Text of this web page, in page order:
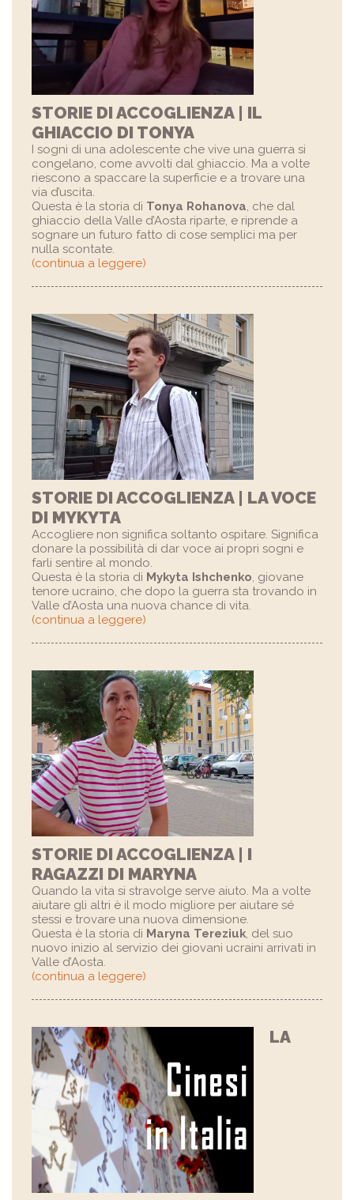
STORIE DI ACCOGLIENZA | IL
GHIACCIO DI TONYA
I sogni di una adolescente che vive una guerra si
congelano, come avvolti dal ghiaccio. Ma a volte
riescono a spaccare la superficie e a trovare una
via d’uscita.
Questa è la storia di Tonya Rohanova, che dal
ghiaccio della Valle d’Aosta riparte, e riprende a
sognare un futuro fatto di cose semplici ma per
nulla scontate.
(continua a leggere)
STORIE DI ACCOGLIENZA | LA VOCE
DI MYKYTA
Accogliere non significa soltanto ospitare. Significa
donare la possibilità di dar voce ai propri sogni e
farli sentire al mondo.
Questa è la storia di Mykyta Ishchenko, giovane
tenore ucraino, che dopo la guerra sta trovando in
Valle d’Aosta una nuova chance di vita.
(continua a leggere)
STORIE DI ACCOGLIENZA | I
RAGAZZI DI MARYNA
Quando la vita si stravolge serve aiuto. Ma a volte
aiutare gli altri è il modo migliore per aiutare sé
stessi e trovare una nuova dimensione.
Questa è la storia di Maryna Tereziuk, del suo
nuovo inizio al servizio dei giovani ucraini arrivati in
Valle d’Aosta.
(continua a leggere)
LA